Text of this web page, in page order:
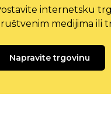
internetsku
medijima ili
Napravite trgovinu